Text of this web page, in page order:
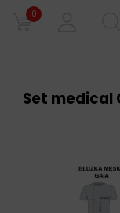
0
Set medical